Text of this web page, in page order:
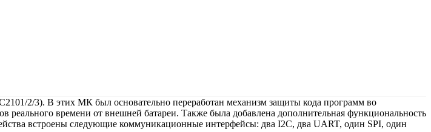
2/3). В этих МК был основательно переработан механизм защиты кода программ во
времени от внешней батареи. Также была добавлена дополнительная функциональность
встроены следующие коммуникационные интерфейсы: два I2С, два UART, один SPI, один